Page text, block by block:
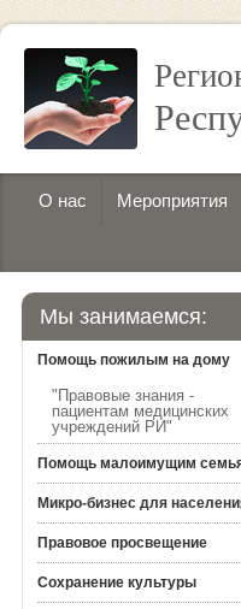
О нас Мероприятия
Мы занимаемся:
Помощь пожилым на дому
"Правовые знания -
пациентам медицинских
учреждений РИ"
Помощь малоимущим
Микро-бизнес для
Правовое просвещение
Сохранение культуры